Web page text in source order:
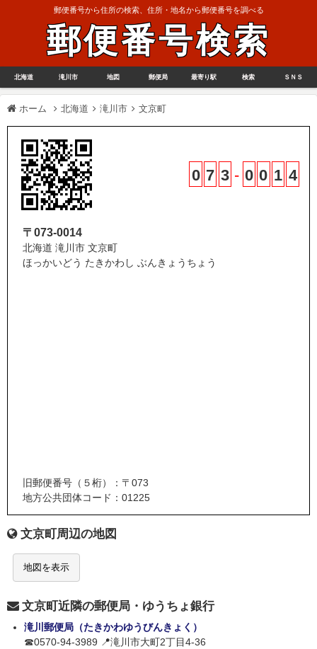
郵便番号から住所の検索、住所・地名から郵便番号を調べる
郵便番号検索
北海道 滝川市 地図 郵便局 最寄り駅 検索 ＳＮＳ
ホーム 北海道 滝川市 文京町
0 7 3 - 0 0 1 4
〒073-0014
北海道 滝川市 文京町
ほっかいどう たきかわし ぶんきょうちょう
旧郵便番号（５桁）：〒073
地方公共団体コード：01225
文京町周辺の地図
地図を表示
文京町近隣の郵便局・ゆうちょ銀行
滝川郵便局（たきかわゆうびんきょく）
☎0570-94-3989 📍滝川市大町2丁目4-36